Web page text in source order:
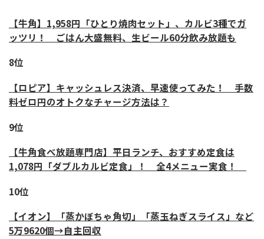
【牛角】1,958円「ひとり焼肉セット」、カルビ3種でガ
ッツリ！ ごはん大盛無料、生ビール60分飲み放題も
8位
【ロピア】キャッシュレス決済、早速使ってみた！ 手数
料ゼロ円のオトクなチャージ方法は？
9位
【牛角食べ放題専門店】平日ランチ、おすすめ定食は
1,078円「ダブルカルビ定食」！ 全4メニュー実食！
10位
【イオン】「蒸かぼちゃ角切」「蒸玉ねぎスライス」など
5万9620個→自主回収